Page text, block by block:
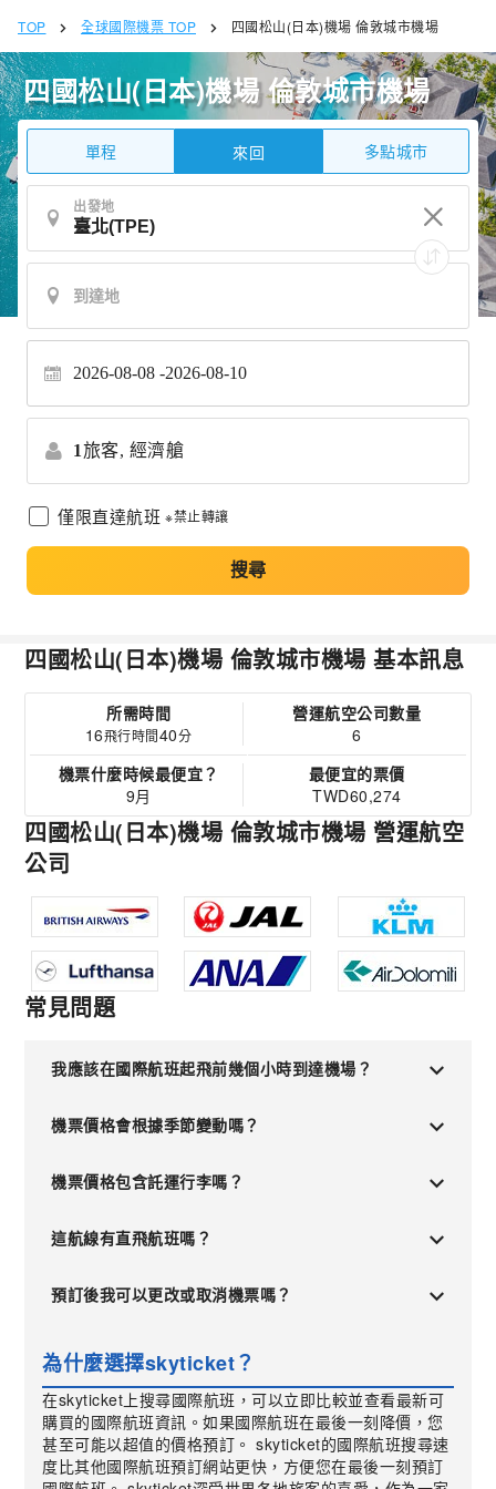
TOP 全球國際機票 TOP 四國松山(日本)機場 倫敦城市機場
四國松山(日本)機場 倫敦城市機場
單程 來回 多點城市
出發地
2026-08-08 2026-08-10
1旅客, 經濟艙
僅限直達航班 ※禁止轉讓
搜尋
四國松山(日本)機場 倫敦城市機場 基本訊息
所需時間
16飛行時間40分
營運航空公司數量
6
機票什麼時候最便宜？
9月
最便宜的票價
TWD60,274
四國松山(日本)機場 倫敦城市機場 營運航空
公司
常見問題
我應該在國際航班起飛前幾個小時到達機場？
機票價格會根據季節變動嗎？
機票價格包含託運行李嗎？
這航線有直飛航班嗎？
預訂後我可以更改或取消機票嗎？
為什麼選擇skyticket？
在skyticket上搜尋國際航班，可以立即比較並查看最新可
購買的國際航班資訊。如果國際航班在最後一刻降價，您
甚至可能以超值的價格預訂。 skyticket的國際航班搜尋速
度比其他國際航班預訂網站更快，方便您在最後一刻預訂